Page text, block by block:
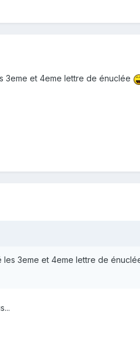
3eme et 4eme lettre de énuclée
les 3eme et 4eme lettre de